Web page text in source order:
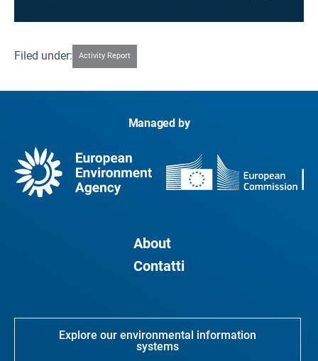
Filed under: Activity Report
Managed by
About
Contatti
Explore our environmental information
systems